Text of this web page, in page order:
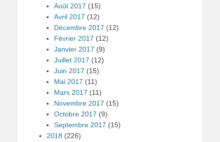
Août 2017 (15)
Avril 2017 (12)
Décembre 2017 (12)
Février 2017 (12)
Janvier 2017 (9)
Juillet 2017 (12)
Juin 2017 (15)
Mai 2017 (11)
Mars 2017 (11)
Novembre 2017 (15)
Octobre 2017 (9)
Septembre 2017 (15)
2018 (226)